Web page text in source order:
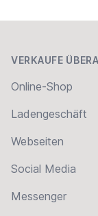
VERKAUFE
Online-Shop
Ladengeschäft
Webseiten
Social Media
Messenger